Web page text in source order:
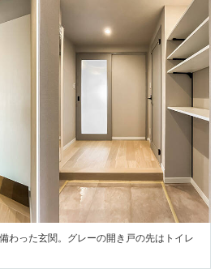
わった玄関。グレーの開き戸の先はトイレ